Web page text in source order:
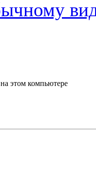
этом компьютере